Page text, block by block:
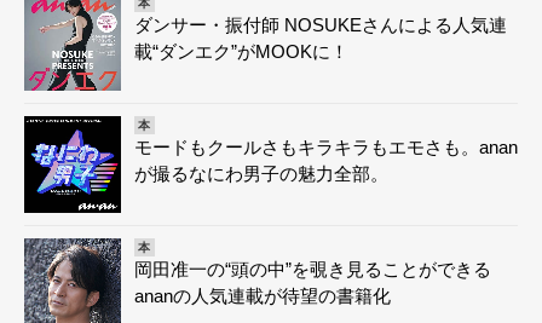
本
ダンサー・振付師 NOSUKEさんによる人気連
載“ダンエク”がMOOKに！
本
モードもクールさもキラキラもエモさも。anan
が撮るなにわ男子の魅力全部。
本
岡田准一の“頭の中”を覗き見ることができる
ananの人気連載が待望の書籍化